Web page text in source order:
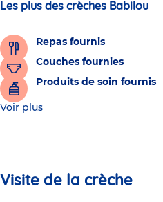
Les plus des crèches Babilou
Repas fournis
Couches fournies
Produits de soin fournis
Voir plus
Visite de la crèche